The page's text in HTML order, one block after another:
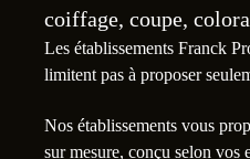
coiffage, coupe,
Les établissements Franck
limitent pas à proposer
Nos établissements vous
sur mesure, conçu selon vos